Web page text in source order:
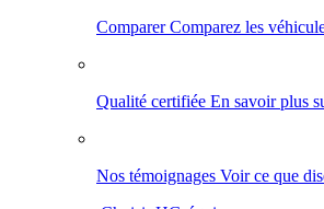
ComparerComparez les
Qualité certifiée En savoir plus
Nos témoignages Voir ce que